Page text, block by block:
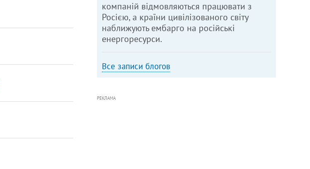
компаній відмовляються працювати з
Росією, а країни цивілізованого світу
наближують ембарго на російські
енергоресурси.
Все записи блогов
РЕКЛАМА